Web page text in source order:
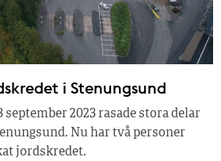
i Stenungsund
september 2023 rasade stora delar
Nu har två personer
jordskredet.